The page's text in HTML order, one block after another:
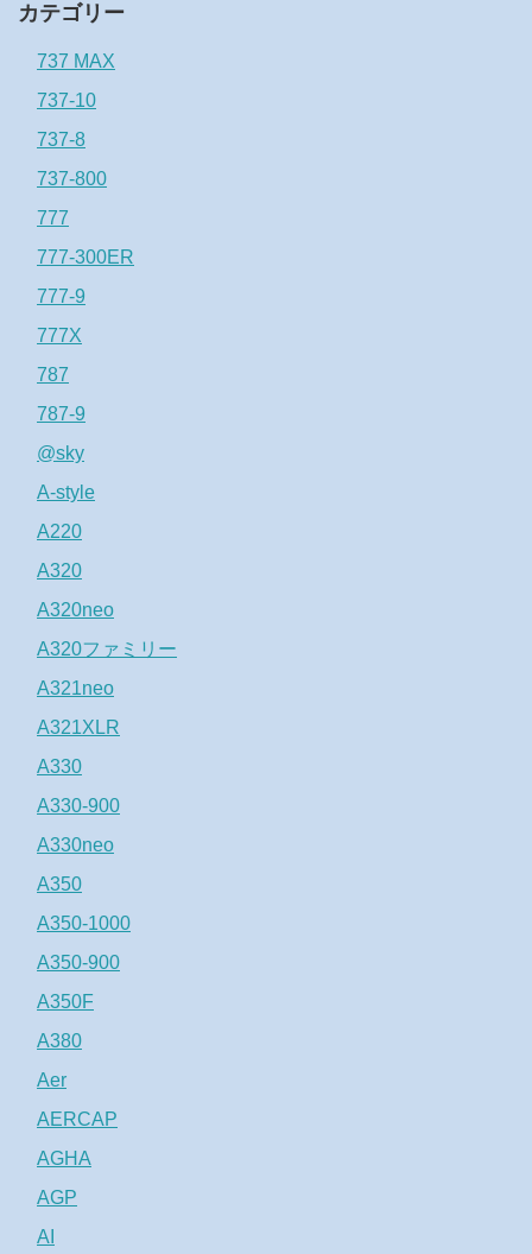
カテゴリー
737 MAX
737-10
737-8
737-800
777
777-300ER
777-9
777X
787
787-9
@sky
A-style
A220
A320
A320neo
A320ファミリー
A321neo
A321XLR
A330
A330-900
A330neo
A350
A350-1000
A350-900
A350F
A380
Aer
AERCAP
AGHA
AGP
AI